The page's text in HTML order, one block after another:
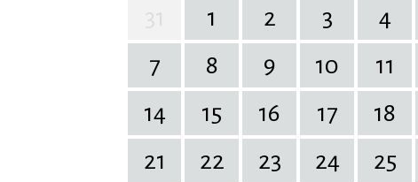
1 2 3 4
7
8 9 10 11
14
15 16 17 18
21
22 23 24 25